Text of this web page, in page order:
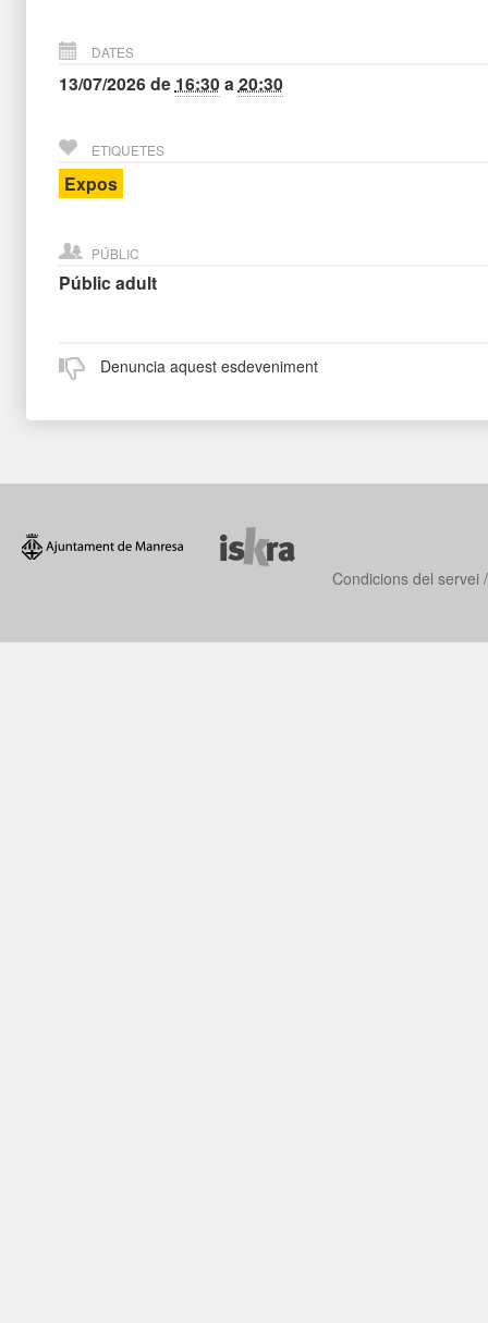
DATES
13/07/2026de 16:30a 20:30
ETIQUETES
Expos
PÚBLIC
Públic adult
Denuncia aquest esdeveniment
Condicions del servei